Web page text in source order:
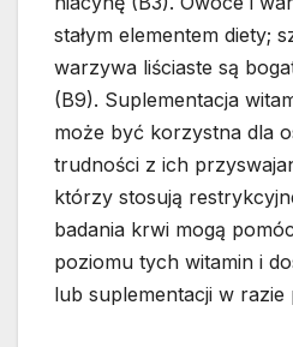
stałym elementem diety;
warzywa liściaste są
(B9). Suplementacja
może być korzystna dla
trudności z ich
którzy stosują
badania krwi mogą
poziomu tych witamin i
lub suplementacji w razie